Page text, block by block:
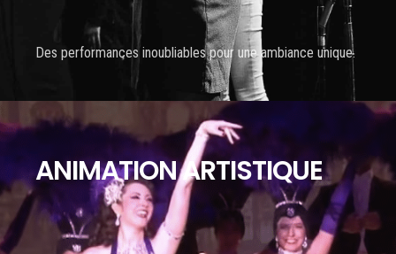
Des performances inoubliables pour une ambiance unique.
ANIMATION ARTISTIQUE